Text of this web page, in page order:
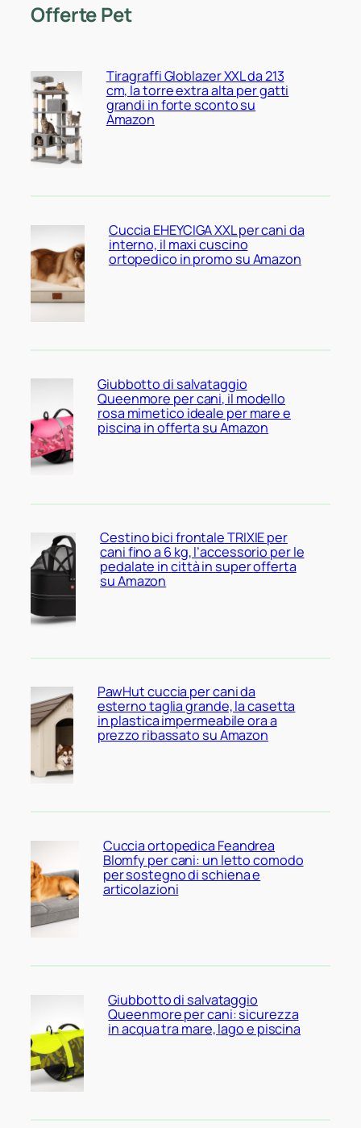
Offerte Pet
Tiragraffi Globlazer XXL da 213
cm, la torre extra alta per gatti
grandi in forte sconto su
Amazon
Cuccia EHEYCIGA XXL per cani da
interno, il maxi cuscino
ortopedico in promo su Amazon
Giubbotto di salvataggio
Queenmore per cani, il modello
rosa mimetico ideale per mare e
piscina in offerta su Amazon
Cestino bici frontale TRIXIE per
cani fino a 6 kg, l’accessorio per le
pedalate in città in super offerta
su Amazon
PawHut cuccia per cani da
esterno taglia grande, la casetta
in plastica impermeabile ora a
prezzo ribassato su Amazon
Cuccia ortopedica Feandrea
Blomfy per cani: un letto comodo
per sostegno di schiena e
articolazioni
Giubbotto di salvataggio
Queenmore per cani: sicurezza
in acqua tra mare, lago e piscina